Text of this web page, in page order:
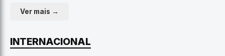
Ver mais →
INTERNACIONAL